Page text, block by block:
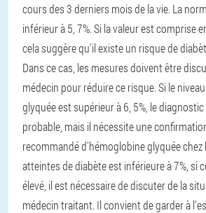
cours des 3 derniers mois de la vie. La
inférieur à 5, 7%. Si la valeur est comprise
cela suggère qu'il existe un risque de
Dans ce cas, les mesures doivent être
médecin pour réduire ce risque. Si le
glyquée est supérieur à 6, 5%, le
probable, mais il nécessite une
recommandé d'hémoglobine glyquée chez
atteintes de diabète est inférieure à 7%, si
élevé, il est nécessaire de discuter de la
médecin traitant. Il convient de garder à